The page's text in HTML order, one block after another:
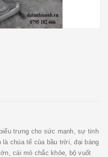
trưng cho sức mạnh, sự tinh
chúa tể của bầu trời, đại bàng
cái mỏ chắc khỏe, bộ vuốt